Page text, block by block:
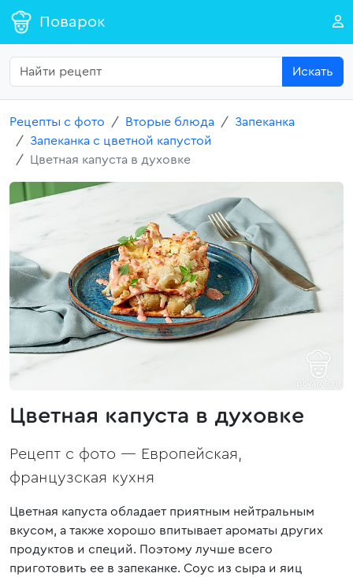
Поварок
Искать
Рецепты с фото Вторые блюда
Запеканка
Запеканка с цветной капустой
Цветная капуста в духовке
Цветная капуста в духовке
Рецепт с фото — Европейская,
французская кухня
Цветная капуста обладает приятным нейтральным
вкусом, а также хорошо впитывает ароматы других
продуктов и специй. Поэтому лучше всего
приготовить ее в запеканке. Соус из сыра и яиц